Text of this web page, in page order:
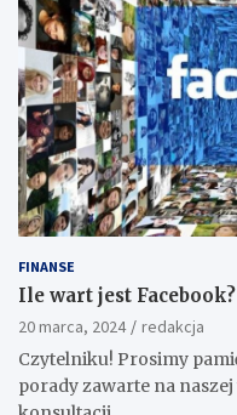
FINANSE
Ile wart jest Facebook?
20 marca, 2024
redakcja
Czytelniku! Prosimy
porady zawarte na